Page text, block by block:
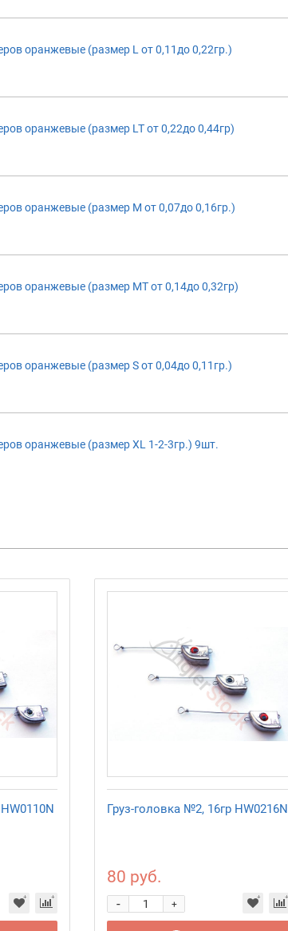
оранжевые (размер L от 0,11до 0,22гр.)
оранжевые (размер LT от 0,22до 0,44гр)
оранжевые (размер M от 0,07до 0,16гр.)
оранжевые (размер MT от 0,14до 0,32гр)
оранжевые (размер S от 0,04до 0,11гр.)
оранжевые (размер XL 1-2-3гр.) 9шт.
Груз-головка №2, 16гр HW0216N
80 руб.
+
-